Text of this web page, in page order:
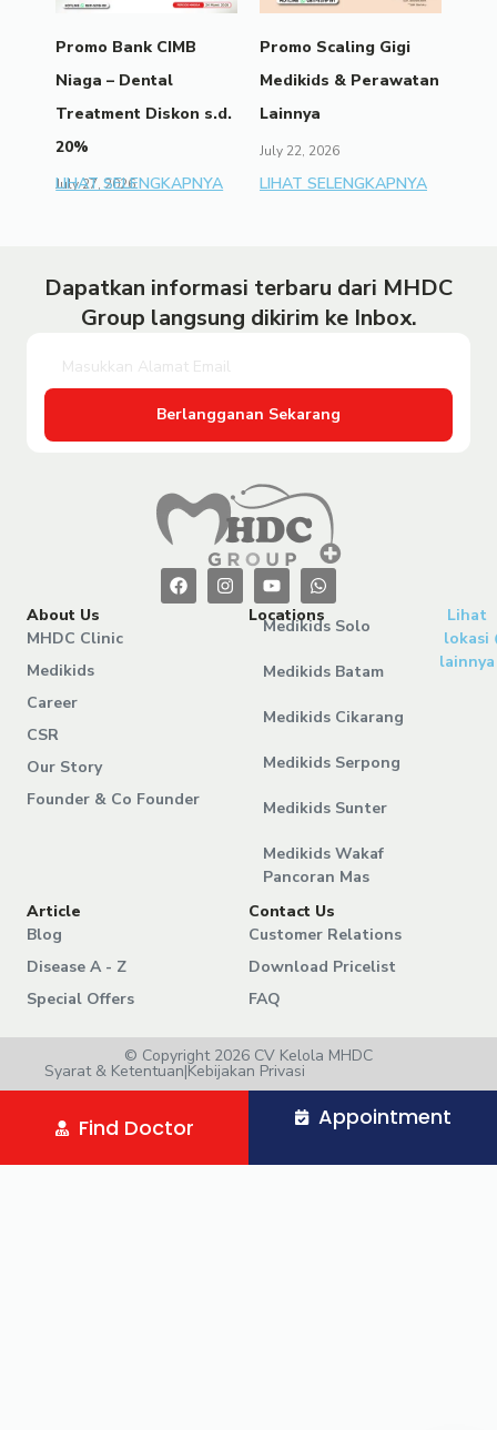
Promo Bank CIMB
Niaga – Dental
Treatment Diskon s.d.
20%
July 27, 2026
LIHAT SELENGKAPNYA
Promo Scaling Gigi
Medikids & Perawatan
Lainnya
July 22, 2026
LIHAT SELENGKAPNYA
Dapatkan informasi terbaru dari MHDC
Group langsung dikirim ke Inbox.
Berlangganan Sekarang
About Us
MHDC Clinic
Medikids
Career
CSR
Our Story
Founder & Co Founder
Locations
Medikids Solo
Medikids Batam
Medikids Cikarang
Medikids Serpong
Medikids Sunter
Medikids Wakaf
Pancoran Mas
Lihat
lokasi
lainnya
Article
Blog
Disease A - Z
Special Offers
Contact Us
Customer Relations
Download Pricelist
FAQ
© Copyright 2026 CV Kelola MHDC
Syarat & Ketentuan|Kebijakan Privasi
Find Doctor Appointment